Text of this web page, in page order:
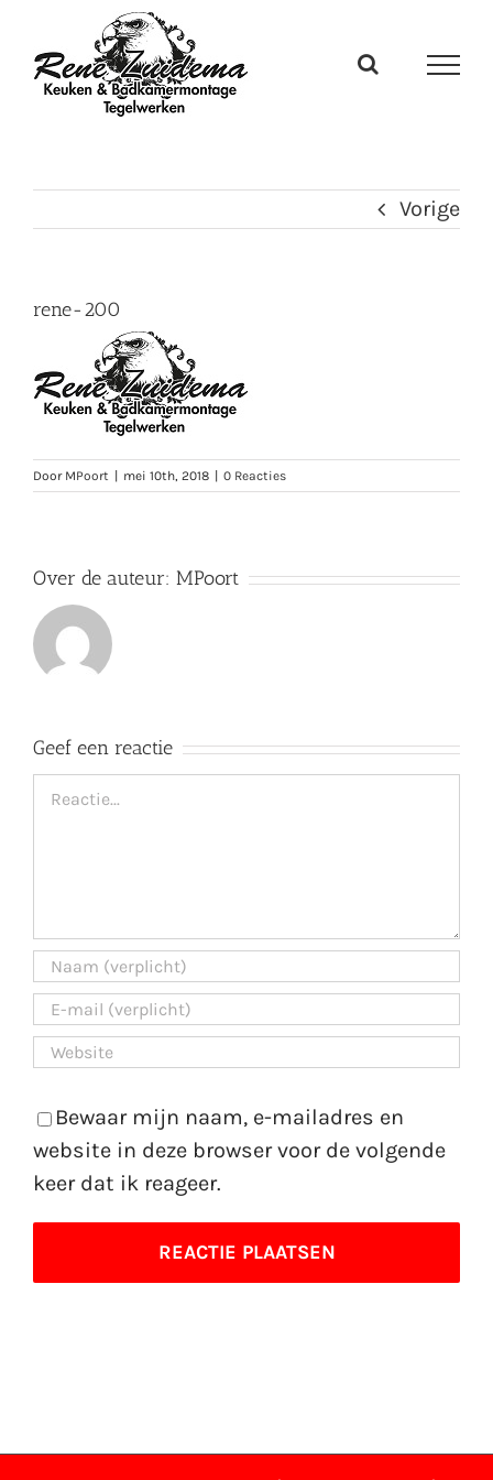
naar
inhoud
Vorige
rene-200
Door MPoort mei 10th, 2018 0 Reacties
Over de auteur: MPoort
Geef een reactie
Reactie
Bewaar mijn naam, e-mailadres en
website in deze browser voor de volgende
keer dat ik reageer.